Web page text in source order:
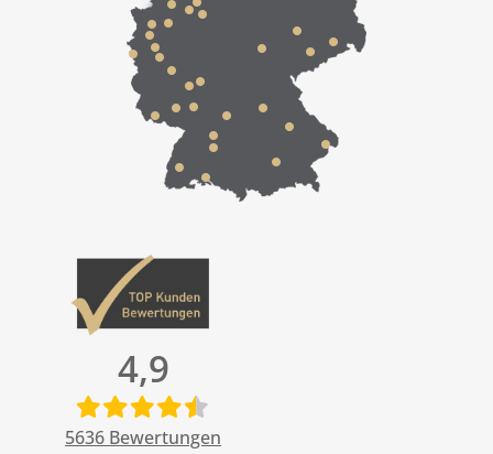
4,9
5636 Bewertungen